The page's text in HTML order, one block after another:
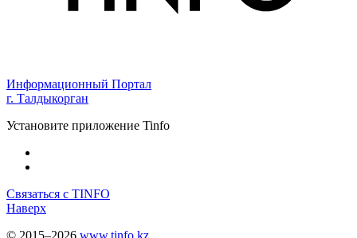
Информационный Портал
г. Талдыкорган
Установите приложение Tinfo
Связаться с TINFO
Наверх